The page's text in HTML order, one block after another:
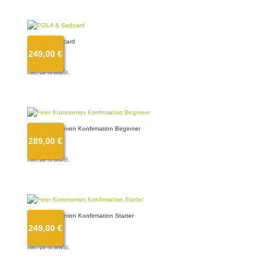
249,00 €
POLA & Sedcard
249,00 €
inkl. 19 % MwSt.
289,00 €
Feier Kommunion Konfirmation Beginner
289,00 €
inkl. 19 % MwSt.
249,00 €
Feier Kommunion Konfirmation Starter
249,00 €
inkl. 19 % MwSt.